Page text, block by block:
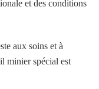
et des conditions
aux soins et à
minier spécial est